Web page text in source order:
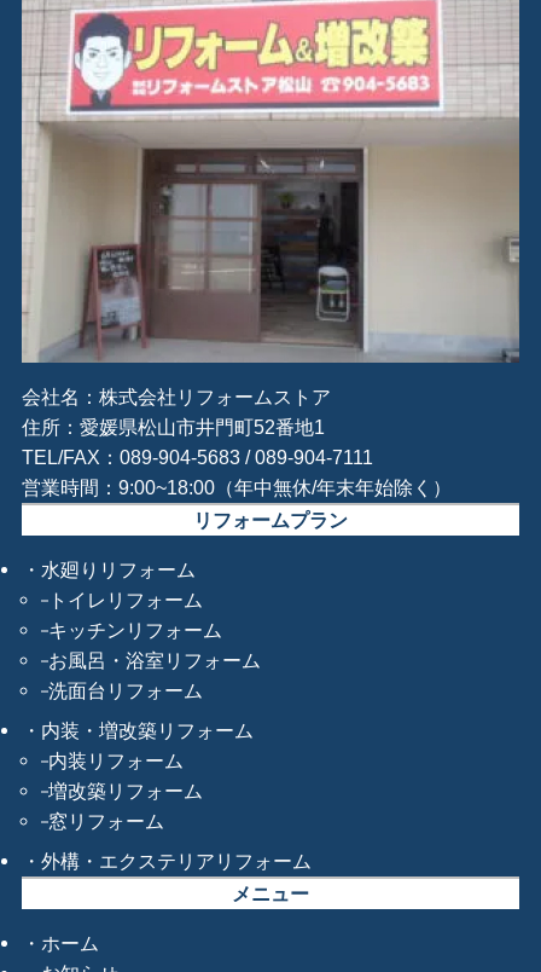
会社名：株式会社リフォームストア
住所：愛媛県松山市井門町52番地1
TEL/FAX：089-904-5683 / 089-904-7111
営業時間：9:00~18:00（年中無休/年末年始除く）
リフォームプラン
水廻りリフォーム
トイレリフォーム
キッチンリフォーム
お風呂・浴室リフォーム
洗面台リフォーム
内装・増改築リフォーム
内装リフォーム
増改築リフォーム
窓リフォーム
外構・エクステリアリフォーム
メニュー
ホーム